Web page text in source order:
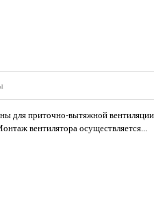
для приточно-вытяжной
вентилятора осуществляется...